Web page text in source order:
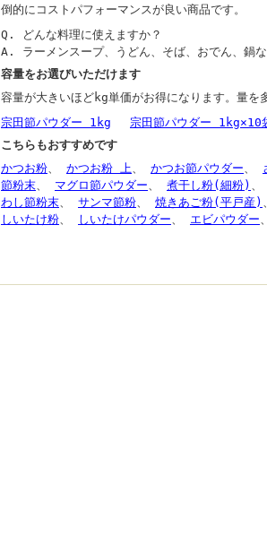
倒的にコストパフォーマンスが良い商品です。
Q. どんな料理に使えますか？
A. ラーメンスープ、うどん、そば、おでん、鍋な
容量をお選びいただけます
容量が大きいほどkg単価がお得になります。量を
宗田節パウダー 1kg
宗田節パウダー 1kg×10
こちらもおすすめです
かつお粉
かつお粉 上 かつお節パウダー
節粉末
マグロ節パウダー 煮干し粉(細粉)
わし節粉末
サンマ節粉 焼きあご粉(平戸産)
しいたけ粉
しいたけパウダー エビパウダー